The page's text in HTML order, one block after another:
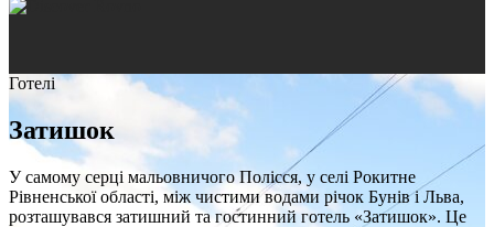
Готелі
Затишок
У самому серці мальовничого Полісся, у селі Рокитне
Рівненської області, між чистими водами річок Бунів і Льва,
розташувався затишний та гостинний готель «Затишок». Це